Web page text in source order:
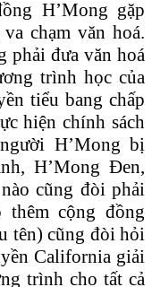
H’Mong gặp
chạm văn hoá.
phải đưa văn hoá
trình học của
tiểu bang chấp
hiện chính sách
H’Mong bị
H’Mong Đen,
cũng đòi phải
thêm cộng đồng
tên) cũng đòi hỏi
California giải
trình cho tất cả